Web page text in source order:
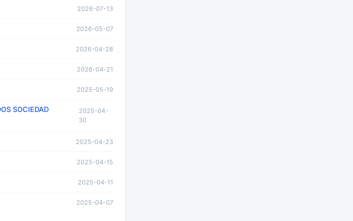
2026-07-13
2026-05-07
2026-04-28
2026-04-21
2025-05-19
SOCIEDAD
2025-04-
30
2025-04-23
2025-04-15
2025-04-11
2025-04-07